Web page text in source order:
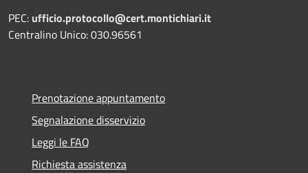
PEC: ufficio.protocollo@cert.montichiari.it
Centralino Unico: 030.96561
Prenotazione appuntamento
Segnalazione disservizio
Leggi le FAQ
Richiesta assistenza